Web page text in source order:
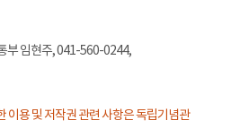
부 임현주, 041-560-0244,
용 및 저작권 관련 사항은 독립기념관